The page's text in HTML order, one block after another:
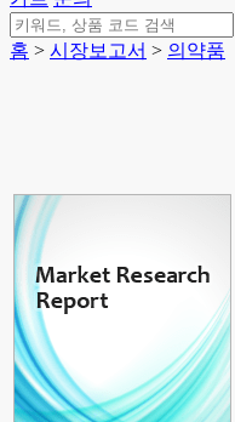
홈 > 시장보고서 > 의약품